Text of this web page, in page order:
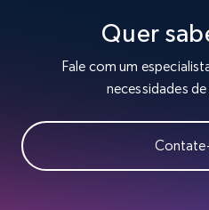
Quer
Fale com um
necessidades